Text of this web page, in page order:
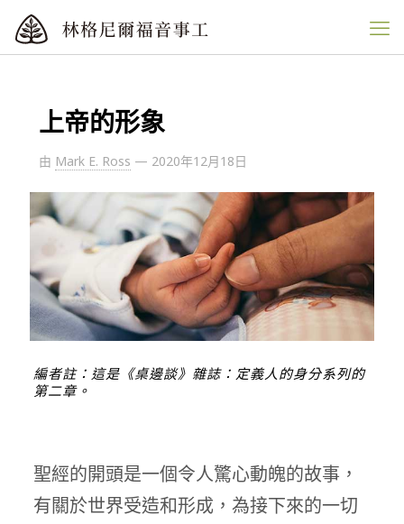
上帝的形象
由 Mark E. Ross — 2020年12月18日
編者註：這是《桌邊談》雜誌： 定義人的身分系列的
第二章。
聖經的開頭是一個令人驚心動魄的故事，
有關於世界受造和形成，為接下來的一切